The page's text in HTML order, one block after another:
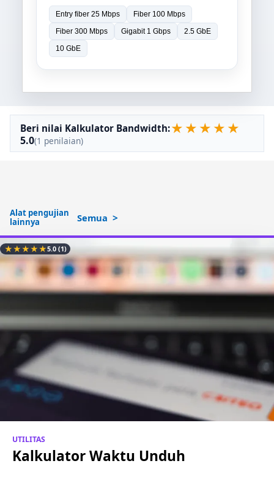
Entry fiber 25 Mbps
Fiber 100 Mbps
Fiber 300 Mbps
Gigabit 1 Gbps
2.5 GbE
10 GbE
Beri nilai Kalkulator Bandwidth:★ ★ ★ ★ ★
5.0(1 penilaian)
Alat pengujian
lainnya
Semua
★★★★★5.0(1)
UTILITAS
Kalkulator Waktu Unduh